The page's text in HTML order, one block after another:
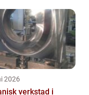
2026
verkstad i